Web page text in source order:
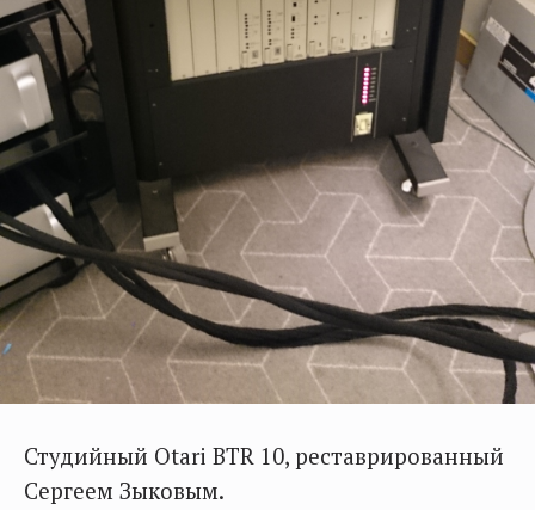
Студийный Otari BTR 10, реставрированный
Сергеем Зыковым.